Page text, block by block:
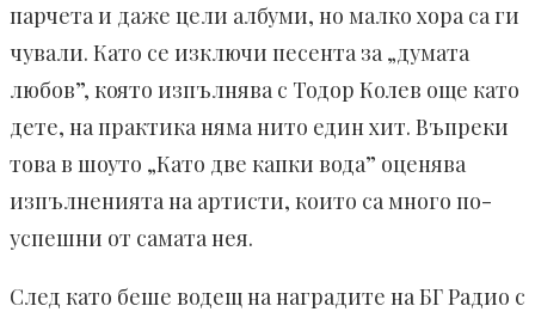
парчета и даже цели албуми, но малко хора са ги
чували. Като се изключи песента за „думата
любов”, която изпълнява с Тодор Колев още като
дете, на практика няма нито един хит. Въпреки
това в шоуто „Като две капки вода” оценява
изпълненията на артисти, които са много по-
успешни от самата нея.
След като беше водещ на наградите на БГ Радио с